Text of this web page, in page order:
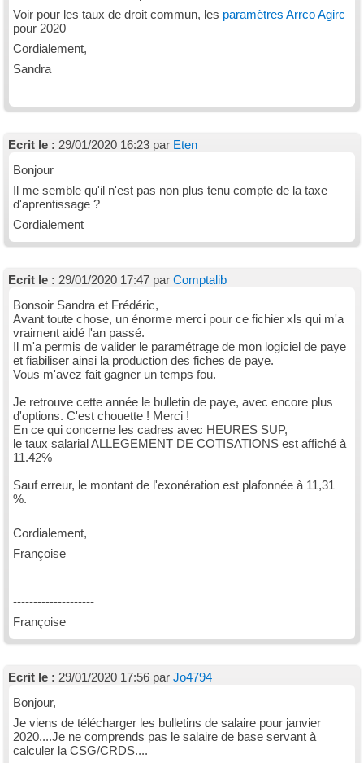
Voir pour les taux de droit commun, les paramètres Arrco Agirc
pour 2020
Cordialement,
Sandra
Ecrit le : 29/01/2020 16:23 par Eten
Bonjour
Il me semble qu'il n'est pas non plus tenu compte de la taxe
d'aprentissage ?
Cordialement
Ecrit le : 29/01/2020 17:47 par Comptalib
Bonsoir Sandra et Frédéric,
Avant toute chose, un énorme merci pour ce fichier xls qui m'a
vraiment aidé l'an passé.
Il m'a permis de valider le paramétrage de mon logiciel de paye
et fiabiliser ainsi la production des fiches de paye.
Vous m'avez fait gagner un temps fou.
Je retrouve cette année le bulletin de paye, avec encore plus
d'options. C'est chouette ! Merci !
En ce qui concerne les cadres avec HEURES SUP,
le taux salarial ALLEGEMENT DE COTISATIONS est affiché à
11.42%
Sauf erreur, le montant de l'exonération est plafonnée à 11,31
%.
Cordialement,
Françoise
--------------------
Françoise
Ecrit le : 29/01/2020 17:56 par Jo4794
Bonjour,
Je viens de télécharger les bulletins de salaire pour janvier
2020....Je ne comprends pas le salaire de base servant à
calculer la CSG/CRDS....